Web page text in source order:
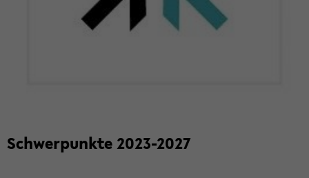
Schwer­punk­te 2023-​2027